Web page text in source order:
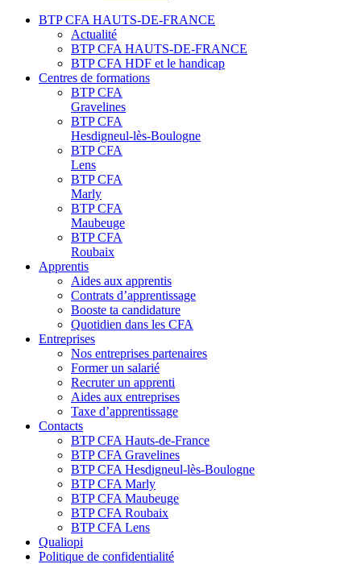
BTP CFA HAUTS-DE-FRANCE
Actualité
BTP CFA HAUTS-DE-FRANCE
BTP CFA HDF et le handicap
Centres de formations
BTP CFA
Gravelines
BTP CFA
Hesdigneul-lès-Boulogne
BTP CFA
Lens
BTP CFA
Marly
BTP CFA
Maubeuge
BTP CFA
Roubaix
Apprentis
Aides aux apprentis
Contrats d’apprentissage
Booste ta candidature
Quotidien dans les CFA
Entreprises
Nos entreprises partenaires
Former un salarié
Recruter un apprenti
Aides aux entreprises
Taxe d’apprentissage
Contacts
BTP CFA Hauts-de-France
BTP CFA Gravelines
BTP CFA Hesdigneul-lès-Boulogne
BTP CFA Marly
BTP CFA Maubeuge
BTP CFA Roubaix
BTP CFA Lens
Qualiopi
Politique de confidentialité